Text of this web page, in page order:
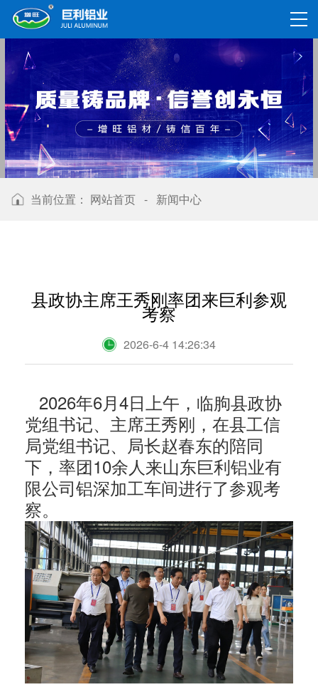
当前位置： 网站首页 - 新闻中心
县政协主席王秀刚率团来巨利参观
考察
2026-6-4 14:26:34
2026年6月4日上午，临朐县政协
党组书记、主席王秀刚，在县工信
局党组书记、局长赵春东的陪同
下，率团10余人来山东巨利铝业有
限公司铝深加工车间进行了参观考
察。